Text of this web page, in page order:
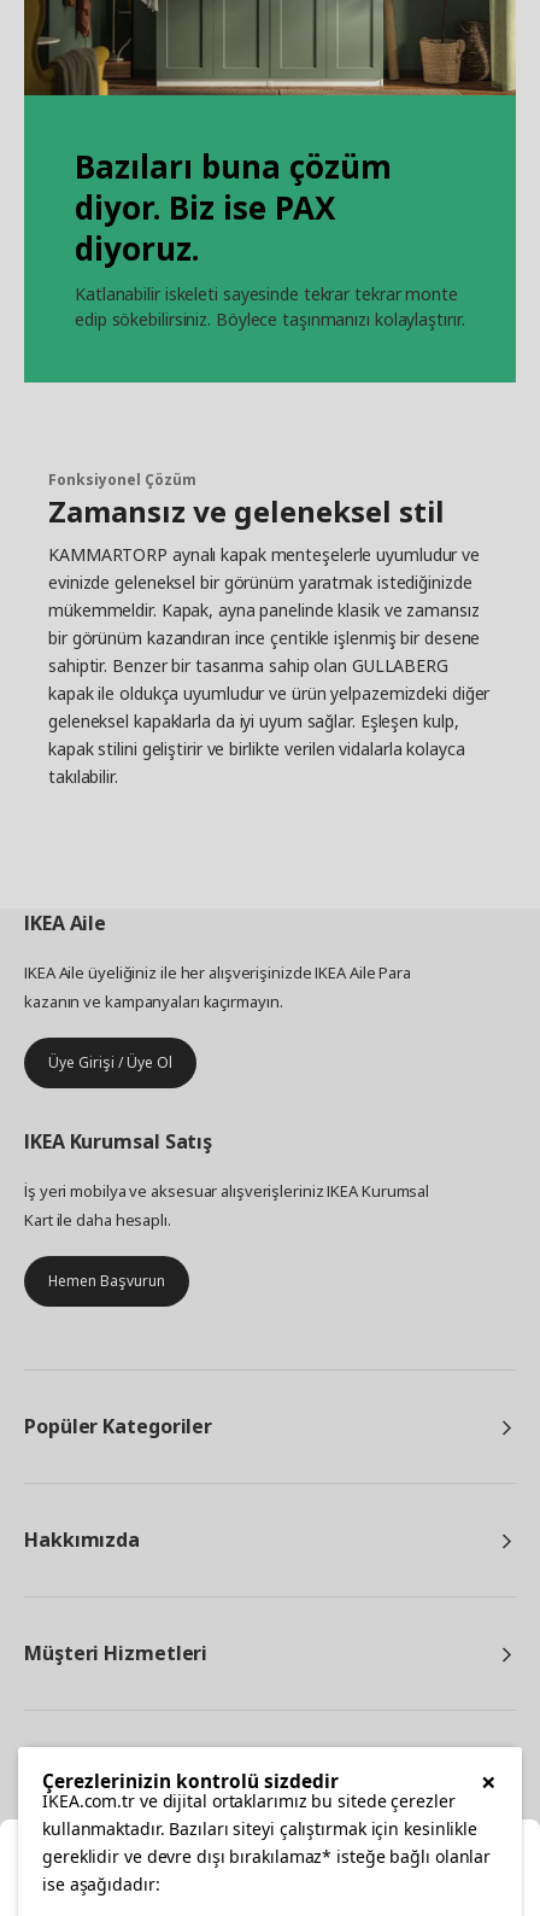
Bazıları buna çözüm
diyor. Biz ise PAX
diyoruz.
Katlanabilir iskeleti sayesinde tekrar tekrar monte
edip sökebilirsiniz. Böylece taşınmanızı kolaylaştırır.
Fonksiyonel Çözüm
Zamansız ve geleneksel stil
KAMMARTORP aynalı kapak menteşelerle uyumludur ve
evinizde geleneksel bir görünüm yaratmak istediğinizde
mükemmeldir. Kapak, ayna panelinde klasik ve zamansız
bir görünüm kazandıran ince çentikle işlenmiş bir desene
sahiptir. Benzer bir tasarıma sahip olan GULLABERG
kapak ile oldukça uyumludur ve ürün yelpazemizdeki diğer
geleneksel kapaklarla da iyi uyum sağlar. Eşleşen kulp,
kapak stilini geliştirir ve birlikte verilen vidalarla kolayca
takılabilir.
IKEAAile
IKEA Aile üyeliğiniz ile her alışverişinizde IKEA Aile Para
kazanın ve kampanyaları kaçırmayın.
Üye Girişi / Üye Ol
IKEA Kurumsal Satış
İş yeri mobilya ve aksesuar alışverişleriniz IKEA Kurumsal
Kart ile daha hesaplı.
Hemen Başvurun
Popüler Kategoriler
Hakkımızda
Müşteri Hizmetleri
×
Çerezlerinizin kontrolü sizdedir
IKEA.com.tr ve dijital ortaklarımız bu sitede çerezler
kullanmaktadır. Bazıları siteyi çalıştırmak için kesinlikle
gereklidir ve devre dışı bırakılamaz* isteğe bağlı olanlar
ise aşağıdadır: